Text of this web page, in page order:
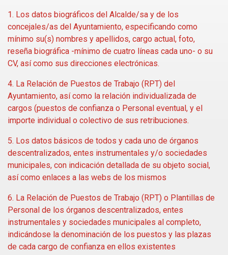
1. Los datos biográficos del Alcalde/sa y de los
concejales/as del Ayuntamiento, especificando como
mínimo su(s) nombres y apellidos, cargo actual, foto,
reseña biográfica -mínimo de cuatro líneas cada uno- o su
CV, así como sus direcciones electrónicas.
4. La Relación de Puestos de Trabajo (RPT) del
Ayuntamiento, así como la relación individualizada de
cargos (puestos de confianza o Personal eventual, y el
importe individual o colectivo de sus retribuciones.
5. Los datos básicos de todos y cada uno de órganos
descentralizados, entes instrumentales y/o sociedades
municipales, con indicación detallada de su objeto social,
así como enlaces a las webs de los mismos
6. La Relación de Puestos de Trabajo (RPT) o Plantillas de
Personal de los órganos descentralizados, entes
instrumentales y sociedades municipales al completo,
indicándose la denominación de los puestos y las plazas
de cada cargo de confianza en ellos existentes